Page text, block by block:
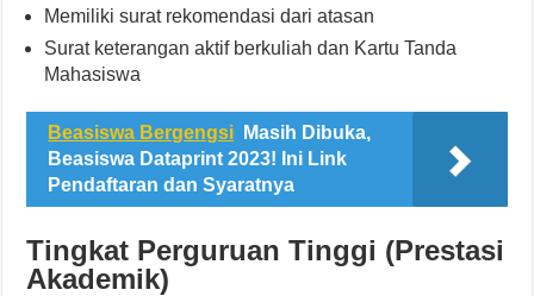
Memiliki surat rekomendasi dari atasan
Surat keterangan aktif berkuliah dan Kartu Tanda
Mahasiswa
Beasiswa Bergengsi
Masih Dibuka,
Beasiswa Dataprint 2023! Ini Link
Pendaftaran dan Syaratnya
Tingkat Perguruan Tinggi (Prestasi
Akademik)